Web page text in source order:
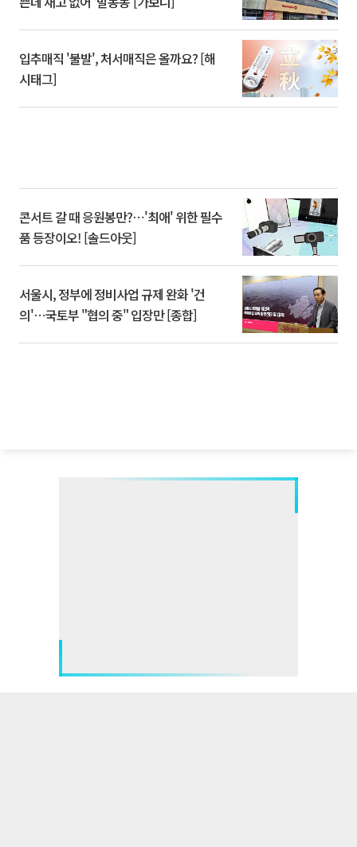
입추매직 '불발', 처서매직은 올까요? [해
시태그]
콘서트 갈 때 응원봉만?⋯'최애' 위한 필수
품 등장이오! [솔드아웃]
서울시, 정부에 정비사업 규제 완화 '건
의'⋯국토부 "협의 중" 입장만 [종합]